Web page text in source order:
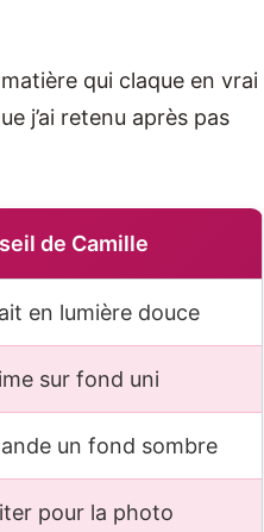
qui claque en vrai
j’ai retenu après pas
de Camille
en lumière douce
sur fond uni
un fond sombre
pour la photo